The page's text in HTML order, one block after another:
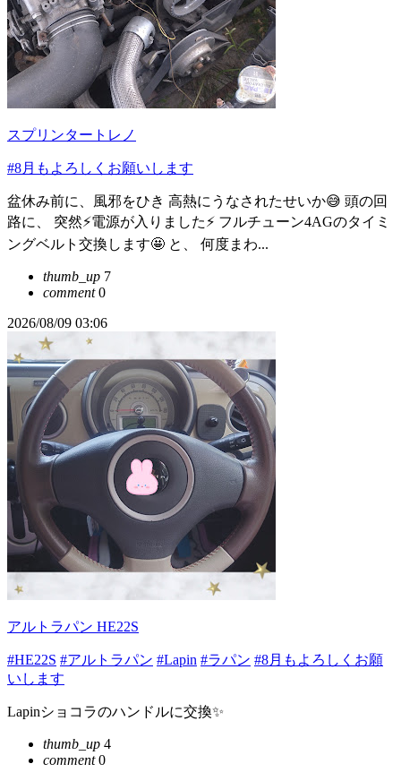
スプリンタートレノ
#8月もよろしくお願いします
盆休み前に、風邪をひき 高熱にうなされたせいか😅 頭の回
路に、 突然⚡電源が入りました⚡ フルチューン4AGのタイミ
ングベルト交換します🤩 と、 何度まわ...
thumb_up 7
comment0
2026/08/09 03:06
アルトラパン HE22S
#HE22S #アルトラパン #Lapin #ラパン #8月もよろしくお願
いします
Lapinショコラのハンドルに交換✨️
thumb_up 4
comment0